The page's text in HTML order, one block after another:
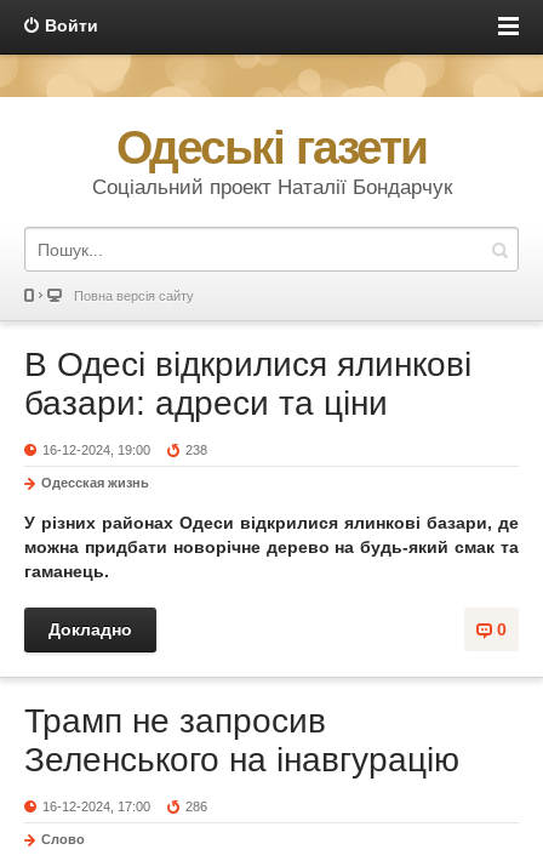
Войти
Одеські газети
Соціальний проект Наталії Бондарчук
Повна версія сайту
В Одесі відкрилися ялинкові
базари: адреси та ціни
16-12-2024, 19:00 238
Одесская жизнь
У різних районах Одеси відкрилися ялинкові базари, де
можна придбати новорічне дерево на будь-який смак та
гаманець.
0
Докладно
Трамп не запросив
Зеленського на інавгурацію
16-12-2024, 17:00 286
Слово